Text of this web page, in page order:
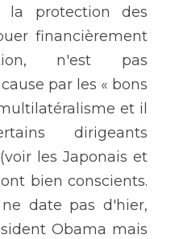
la protection des
financièrement
n'est pas
par les « bons
et il
dirigeants
les Japonais et
bien conscients.
date pas d'hier,
Obama mais